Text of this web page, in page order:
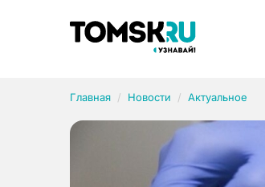
Главная Новости Актуальное
Рубрики